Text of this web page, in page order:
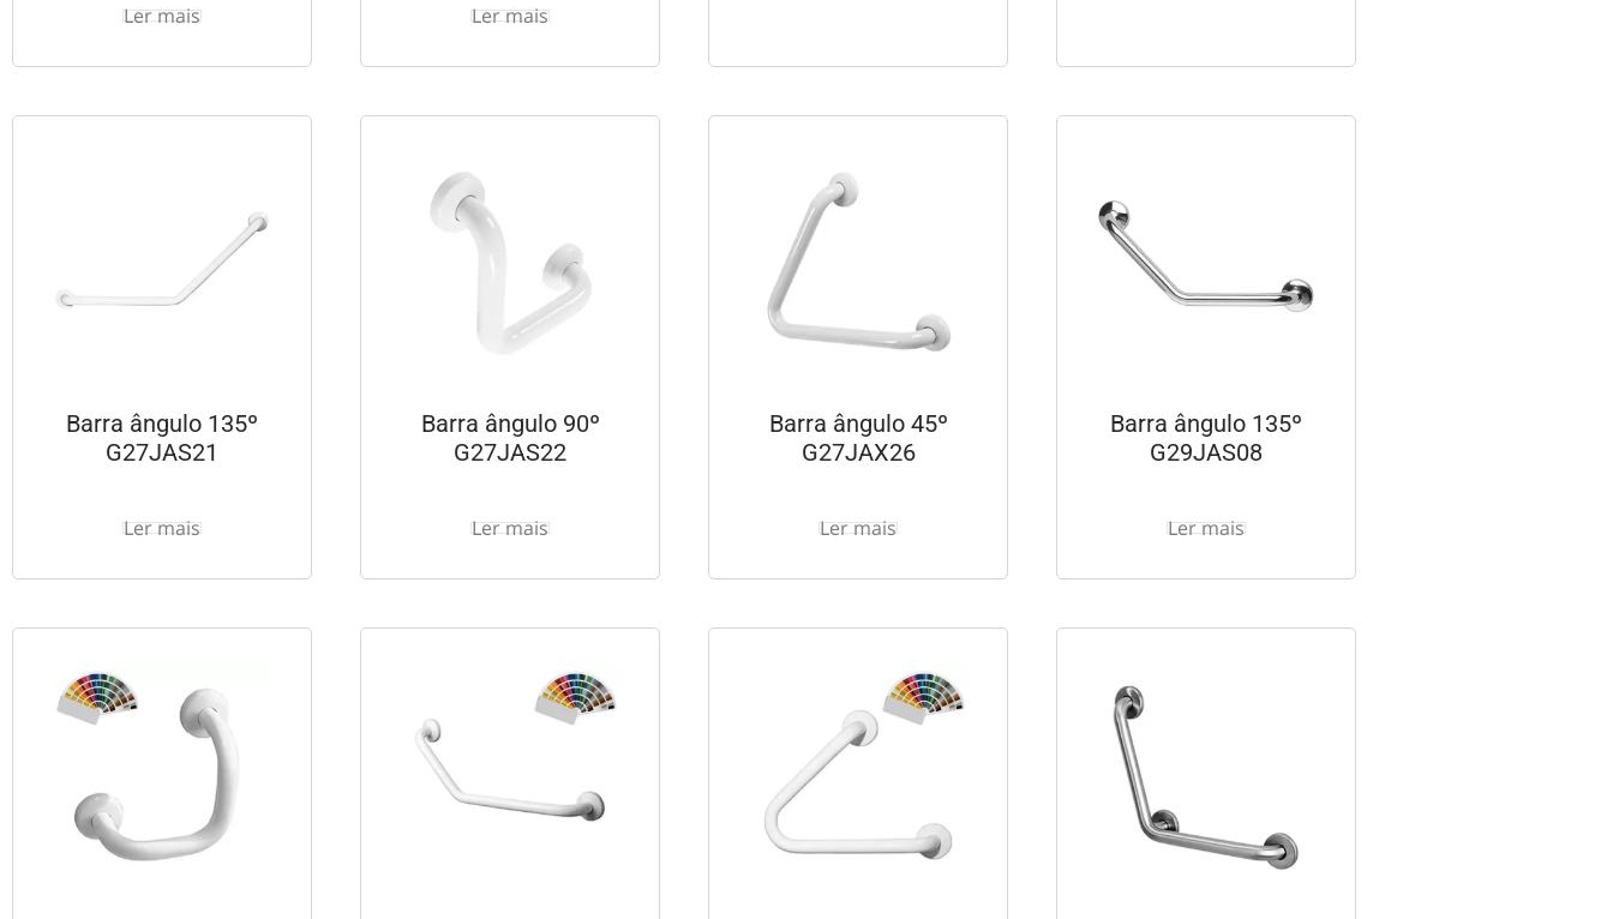
Ler mais Ler mais
Barra ângulo 135º
G27JAS21
Ler mais
Barra ângulo 90º
G27JAS22
Ler mais
Barra ângulo 45º
G27JAX26
Ler mais
Barra ângulo 135º
G29JAS08
Ler mais